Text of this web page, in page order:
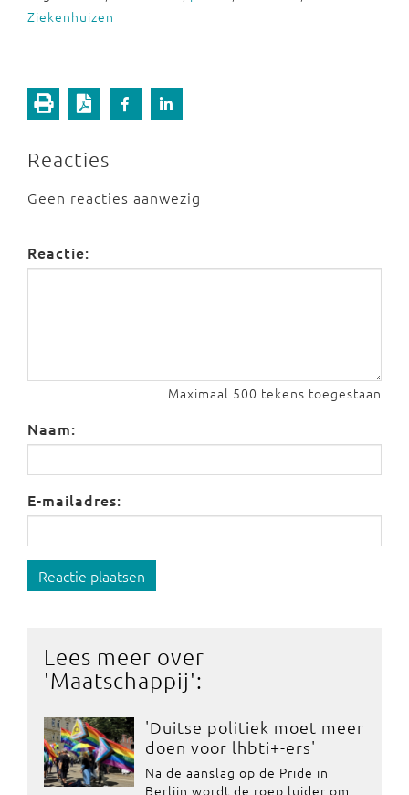
Ziekenhuizen
Reacties
Geen reacties aanwezig
Reactie:
Maximaal 500 tekens toegestaan
Naam:
E-mailadres:
Reactie plaatsen
Lees meer over
'Maatschappij':
'Duitse politiek moet meer
doen voor lhbti+-ers'
Na de aanslag op de Pride in
Berlijn wordt de roep luider om